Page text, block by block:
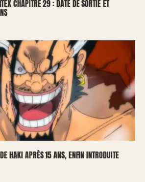
CHAPITRE 29 : DATE DE SORTIE ET
HAKI APRÈS 15 ANS, ENFIN INTRODUITE